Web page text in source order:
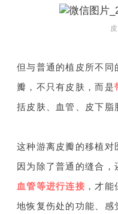
但与普通的植皮所不同
瓣，不只有皮肤，而是
括皮肤、血管、皮下脂
这种游离皮瓣的移植对
因为除了普通的缝合，
血管等进行连接 ，才
地恢复伤处的功能、感